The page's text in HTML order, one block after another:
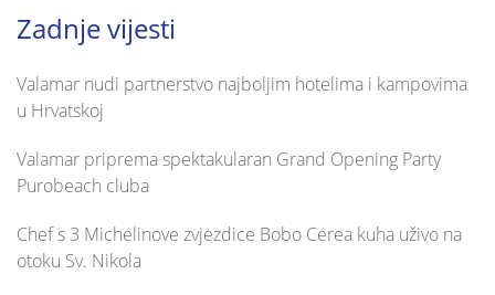
Zadnje vijesti
Valamar nudi partnerstvo najboljim hotelima i kampovima
u Hrvatskoj
Valamar priprema spektakularan Grand Opening Party
Purobeach cluba
Chef s 3 Michelinove zvjezdice Bobo Cerea kuha uživo na
otoku Sv. Nikola